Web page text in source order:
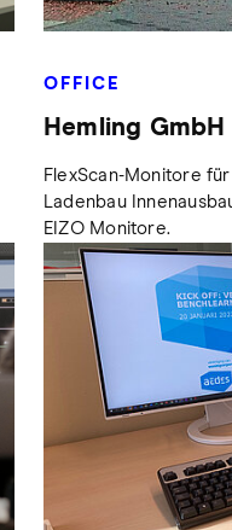
OFFICE
Hemling GmbH
FlexScan-Monitore
Ladenbau
EIZO Monitore.